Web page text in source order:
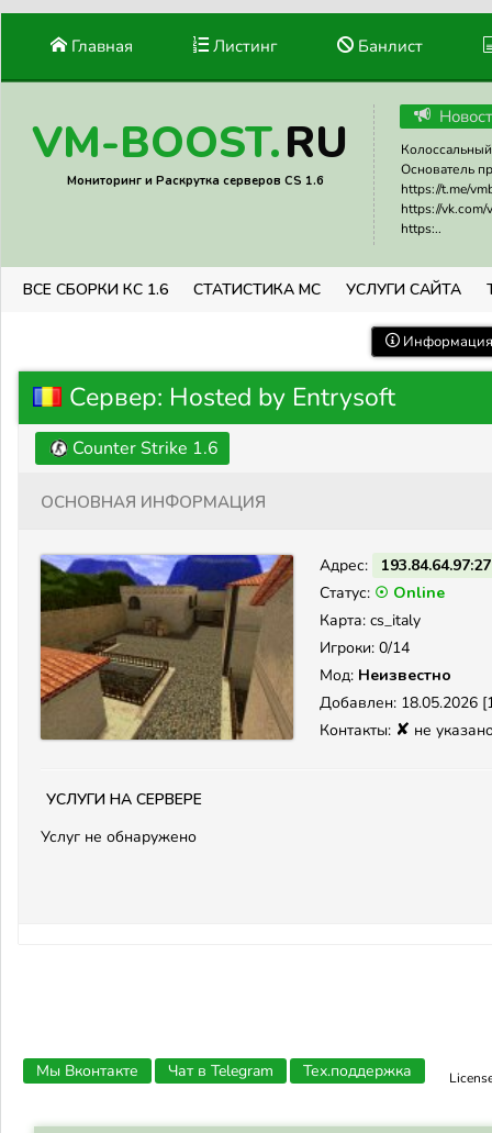
Главная Листинг Банлист
VM-BOOST.RU
Мониторинг и Раскрутка серверов CS 1.6
Основатель
https://t.me/
https://vk.com/
https:..
ВСЕ СБОРКИ КС 1.6 СТАТИСТИКА МС УСЛУГИ САЙТА
Сервер: Hosted by Entrysoft
Counter Strike 1.6
Основная информация
Адрес:
Статус: ☉ Online
Карта: cs_italy
Игроки: 0/14
Мод: Неизвестно
Добавлен: 18.05.2026
Контакты: ✘ не
Услуги на сервере
Услуг не обнаружено
Мы Вконтакте Чат в Telegram Тех.поддержка